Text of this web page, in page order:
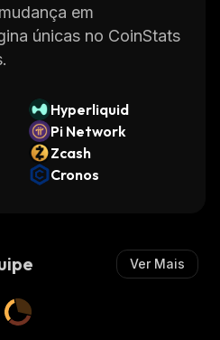
em
únicas no CoinStats
Hyperliquid
Pi Network
Zcash
Cronos
Ver Mais